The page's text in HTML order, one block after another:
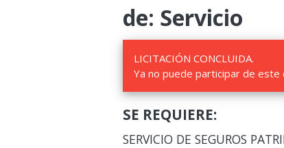
de: Servicio
LICITACIÓN CONCLUIDA.
Ya no puede participar de este
SE REQUIERE:
SERVICIO DE SEGUROS